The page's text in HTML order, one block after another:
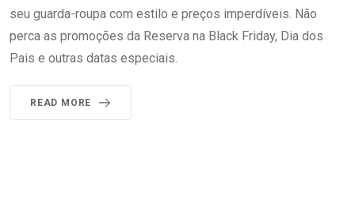
seu guarda-roupa com estilo e preços imperdíveis. Não
perca as promoções da Reserva na Black Friday, Dia dos
Pais e outras datas especiais.
READ MORE